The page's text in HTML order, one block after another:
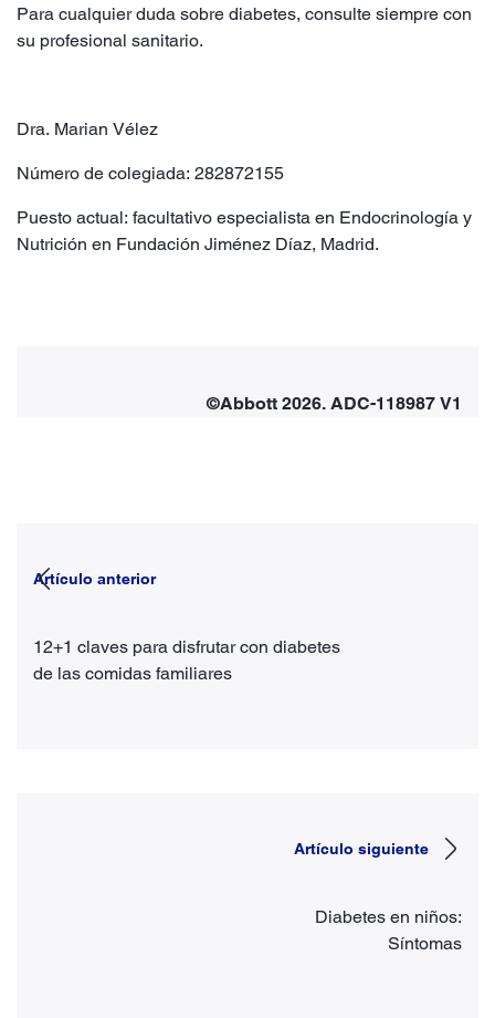
Para cualquier duda sobre diabetes, consulte siempre con
su profesional sanitario.
Dra. Marian Vélez
Número de colegiada: 282872155
Puesto actual: facultativo especialista en Endocrinología y
Nutrición en Fundación Jiménez Díaz, Madrid.
©Abbott 2026. ADC-118987 V1
Artículo anterior
12+1 claves para disfrutar con diabetes
de las comidas familiares
Artículo siguiente
Diabetes en niños:
Síntomas